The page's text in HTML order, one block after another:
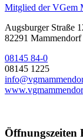
Mitglied der VGem
Augsburger Straße
82291 Mammendorf
08145 84-0
08145 1225
Öffnungszeiten